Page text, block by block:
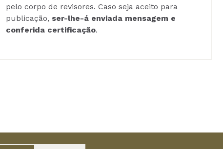
pelo corpo de revisores. Caso seja aceito para
publicação, ser-lhe-á enviada mensagem e
conferida certificação.